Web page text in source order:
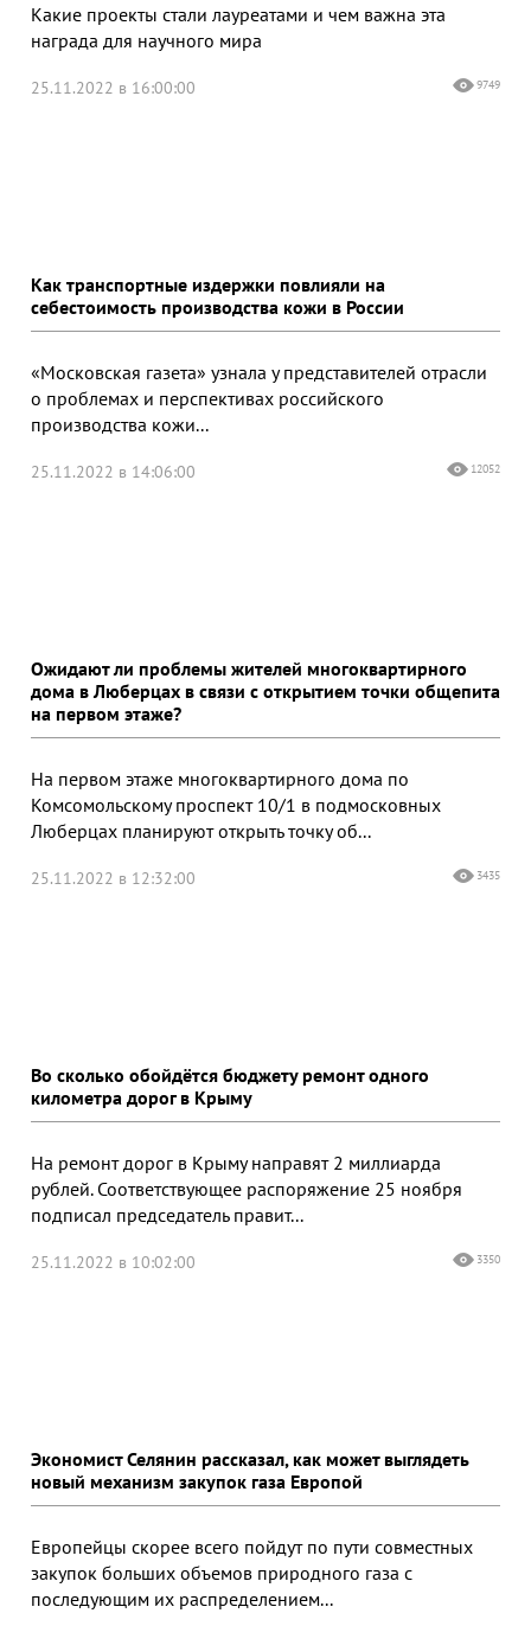
Какие проекты стали лауреатами и чем важна эта
награда для научного мира
25.11.2022 в 16:00:00 9749
Как транспортные издержки повлияли на
себестоимость производства кожи в России
«Московская газета» узнала у представителей отрасли
о проблемах и перспективах российского
производства кожи...
25.11.2022 в 14:06:00 12052
Ожидают ли проблемы жителей многоквартирного
дома в Люберцах в связи с открытием точки общепита
на первом этаже?
На первом этаже многоквартирного дома по
Комсомольскому проспект 10/1 в подмосковных
Люберцах планируют открыть точку об...
25.11.2022 в 12:32:00 3435
Во сколько обойдётся бюджету ремонт одного
километра дорог в Крыму
На ремонт дорог в Крыму направят 2 миллиарда
рублей. Соответствующее распоряжение 25 ноября
подписал председатель правит...
25.11.2022 в 10:02:00 3350
Экономист Селянин рассказал, как может выглядеть
новый механизм закупок газа Европой
Европейцы скорее всего пойдут по пути совместных
закупок больших объемов природного газа с
последующим их распределением...